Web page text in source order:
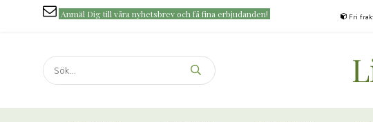
Anmäl Dig till våra nyhetsbrev och få fina erbjudanden! Fri